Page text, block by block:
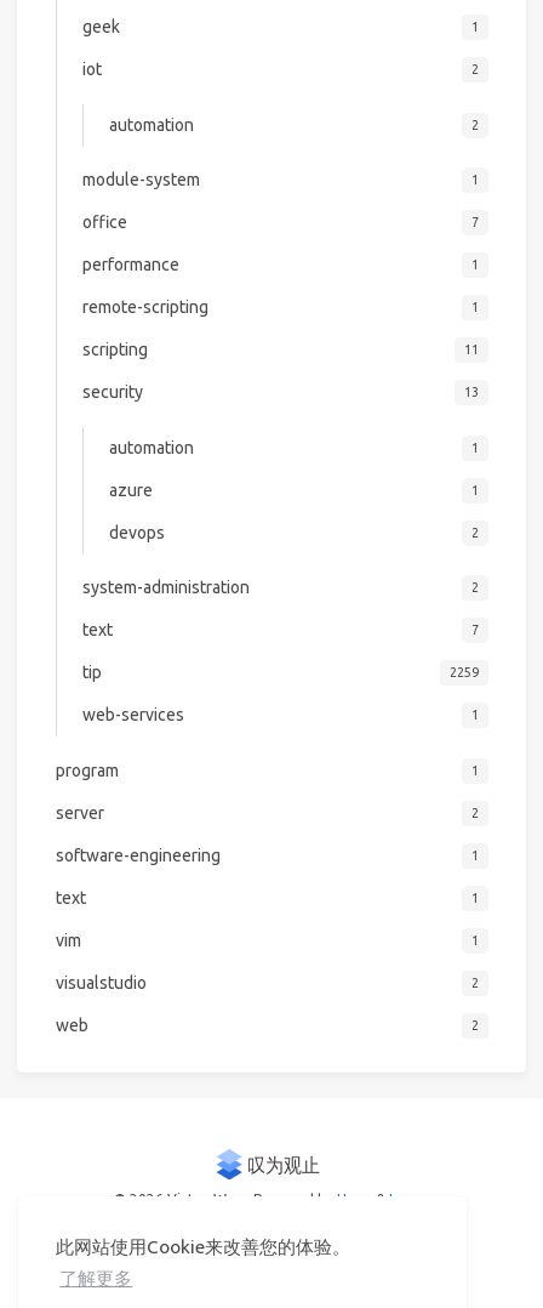
此网站使用Cookie来改善您的体验。
了解更多
geek 1
iot 2
automation 2
module-system 1
office 7
performance 1
remote-scripting 1
scripting 11
security 13
automation 1
azure 1
devops 2
system-administration 2
text 7
tip 2259
web-services 1
program 1
server 2
software-engineering 1
text 1
vim 1
visualstudio 2
web 2
© 2026 Victor Woo Powered by Hexo & Icarus